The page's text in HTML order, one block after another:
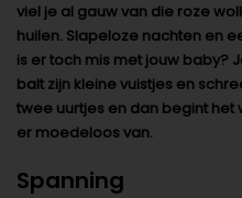
viel je al gauw van die roze
huilen. Slapeloze nachten en
is er toch mis met jouw baby?
balt zijn kleine vuistjes en
twee uurtjes en dan begint
er moedeloos van.
Spanning